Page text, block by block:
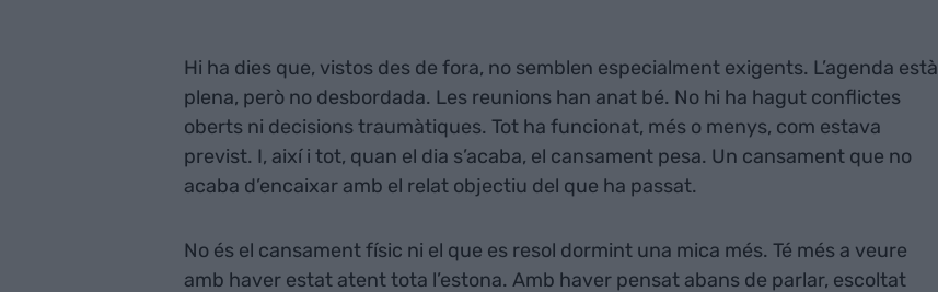
Hi ha dies que, vistos des de fora, no semblen especialment exigents. L’agenda està
plena, però no desbordada. Les reunions han anat bé. No hi ha hagut conflictes
oberts ni decisions traumàtiques. Tot ha funcionat, més o menys, com estava
previst. I, així i tot, quan el dia s’acaba, el cansament pesa. Un cansament que no
acaba d’encaixar amb el relat objectiu del que ha passat.
No és el cansament físic ni el que es resol dormint una mica més. Té més a veure
amb haver estat atent tota l’estona. Amb haver pensat abans de parlar, escoltat